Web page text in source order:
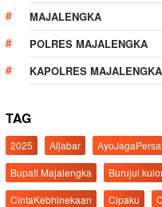
MAJALENGKA
POLRES MAJALENGKA
KAPOLRES MAJALENGKA
TAG
2025 Aljabar
Bupati Majalengka
Burujul
CintaKebhinekaan
Cipaku